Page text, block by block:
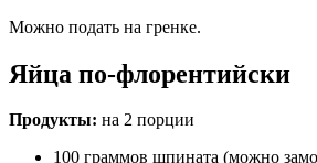
Можно подать на гренке.
Яйца по-флорентийски
Продукты: на 2 порции
100 граммов шпината (можно